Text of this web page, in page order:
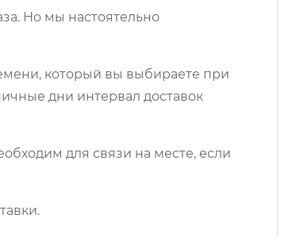
Но мы настоятельно
который вы выбираете при
дни интервал доставок
для связи на месте, если